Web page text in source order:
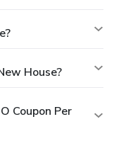
House?
Coupon Per